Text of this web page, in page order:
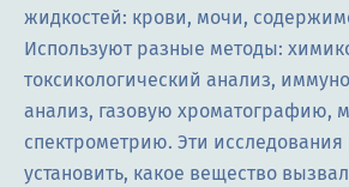
жидкостей: крови, мочи,
Используют разные методы:
токсикологический анализ,
анализ, газовую хроматографию,
спектрометрию. Эти исследования
установить, какое вещество